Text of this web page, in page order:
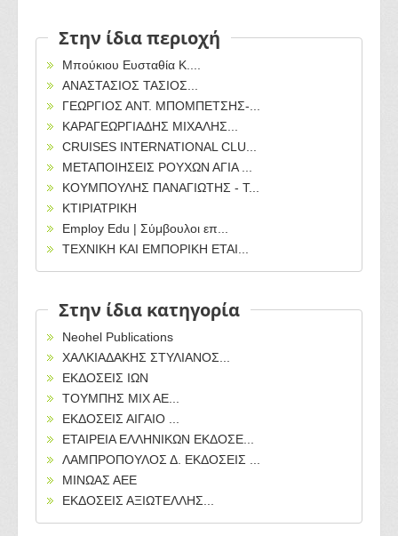
Στην ίδια περιοχή
Μπούκιου Ευσταθία Κ....
ΑΝΑΣΤΑΣΙΟΣ ΤΑΣΙΟΣ...
ΓΕΩΡΓΙΟΣ ΑΝΤ. ΜΠΟΜΠΕΤΣΗΣ-...
ΚΑΡΑΓΕΩΡΓΙΑΔΗΣ ΜΙΧΑΛΗΣ...
CRUISES INTERNATIONAL CLU...
ΜΕΤΑΠΟΙΗΣΕΙΣ ΡΟΥΧΩΝ ΑΓΙΑ ...
ΚΟΥΜΠΟΥΛΗΣ ΠΑΝΑΓΙΩΤΗΣ - T...
ΚΤΙΡΙΑΤΡΙΚΗ
Employ Edu | Σύμβουλοι επ...
ΤΕΧΝΙΚΗ ΚΑΙ ΕΜΠΟΡΙΚΗ ΕΤΑΙ...
Στην ίδια κατηγορία
Neohel Publications
ΧΑΛΚΙΑΔΑΚΗΣ ΣΤΥΛΙΑΝΟΣ...
ΕΚΔΟΣΕΙΣ ΙΩΝ
ΤΟΥΜΠΗΣ ΜΙΧ ΑΕ...
ΕΚΔΟΣΕΙΣ ΑΙΓΑΙΟ ...
ΕΤΑΙΡΕΙΑ ΕΛΛΗΝΙΚΩΝ ΕΚΔΟΣΕ...
ΛΑΜΠΡΟΠΟΥΛΟΣ Δ. ΕΚΔΟΣΕΙΣ ...
ΜΙΝΩΑΣ ΑΕΕ
ΕΚΔΟΣΕΙΣ ΑΞΙΩΤΕΛΛΗΣ...